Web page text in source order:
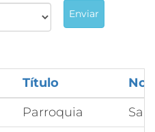
Enviar
Título
Parroquia